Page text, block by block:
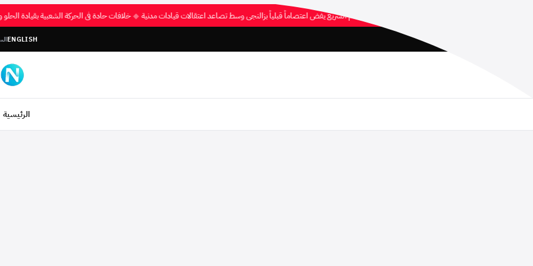
الدعم السريع يفض اعتصاماً قبلياً بزالنجي وسط تصاعد اعتقالات قيادات مدنية ◆ خلافات حادة في الحركة الشعبية
ENGLISH
الرئيسية